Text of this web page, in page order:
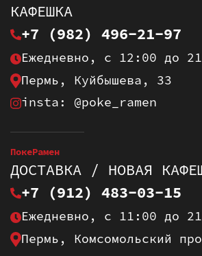
КАФЕШКА
+7 (982) 496-21-97
Ежедневно, с 12:00 до
Пермь, Куйбышева, 33
insta: @poke_ramen
ПокеРамен
ДОСТАВКА / НОВАЯ
+7 (912) 483-03-15
Ежедневно, с 11:00 до
Пермь, Комсомольский